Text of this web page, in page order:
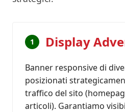
1 Display
Banner responsive di
posizionati
traffico del sito
articoli). Garantiamo